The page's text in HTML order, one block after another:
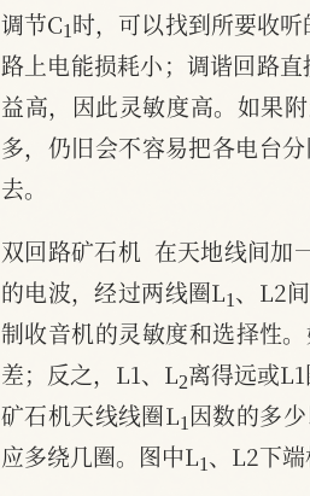
调节C 时，可以找到所要收
路上电能损耗小；调谐回路
益高，因此灵敏度高。如果
多，仍旧会不容易把各电台
去。
双回路矿石机  在天地线间加
的电波，经过两线圈L
1
、L2
制收音机的灵敏度和选择性
差；反之，L1、L
2
离得远或
矿石机天线线圈L
1
因数的多
应多绕几圈。图中L
1
、L2下